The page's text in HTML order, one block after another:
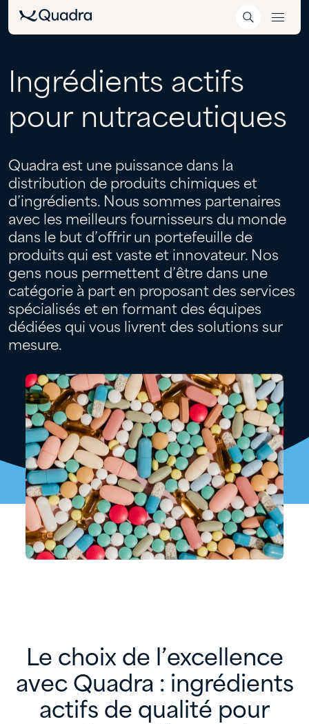
Ingrédients actifs
pour nutraceutiques
Quadra est une puissance dans la
distribution de produits chimiques et
d’ingrédients. Nous sommes partenaires
avec les meilleurs fournisseurs du monde
dans le but d’offrir un portefeuille de
produits qui est vaste et innovateur. Nos
gens nous permettent d’être dans une
catégorie à part en proposant des services
spécialisés et en formant des équipes
dédiées qui vous livrent des solutions sur
mesure.
Le choix de l’excellence
avec Quadra : ingrédients
actifs de qualité pour